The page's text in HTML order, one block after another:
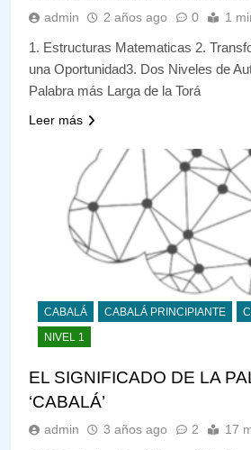
admin 2 años ago 0 1
1. Estructuras Matematicas 2.
una Oportunidad3. Dos Niveles de
Palabra más Larga de la Torá
Leer más
CABALÁ CABALÁ PRINCIPIANTE
NIVEL 1
EL SIGNIFICADO DE LA
‘CABALÁ’
admin 3 años ago 2 17